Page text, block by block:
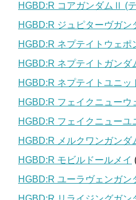
HGBD:R コアガンダムⅡ (
HGBD:R ジュピターヴガン
HGBD:R ネプテイトウェポ
HGBD:R ネプテイトガンダ
HGBD:R ネプテイトユニッ
HGBD:R フェイクニューウ
HGBD:R フェイクニューユ
HGBD:R メルクワンガンダ
HGBD:R モビルドールメイ
HGBD:R ユーラヴェンガン